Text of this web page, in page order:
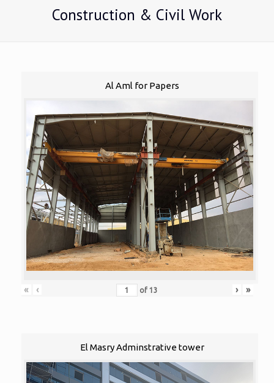
Construction & Civil Work
Al Aml for Papers
« ‹ of 13 › »
El Masry Adminstrative tower